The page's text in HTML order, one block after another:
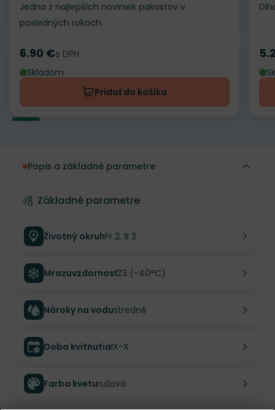
Jedna z najlepších noviniek pakostov v
posledných rokoch.
Cena
6.90 €s DPH
Skladom
Pridať do košíka
Popis a základné parametre
Základné parametre
Životný okruhFr 2, B 2
MrazuvzdornosťZ3 (-40°C)
Nároky na vodustredné
Doba kvitnutiaIX-X
Farba kveturužová